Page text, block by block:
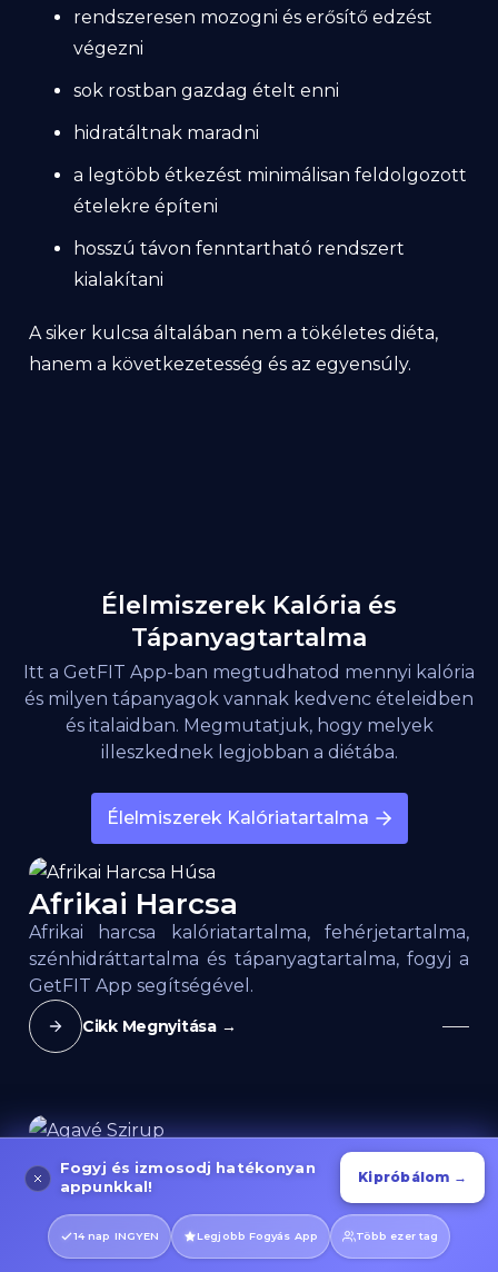
rendszeresen mozogni és erősítő edzést
végezni
sok rostban gazdag ételt enni
hidratáltnak maradni
a legtöbb étkezést minimálisan feldolgozott
ételekre építeni
hosszú távon fenntartható rendszert
kialakítani
A siker kulcsa általában nem a tökéletes diéta,
hanem a következetesség és az egyensúly.
Élelmiszerek Kalória és
Tápanyagtartalma
Itt a GetFIT App-ban megtudhatod mennyi kalória
és milyen tápanyagok vannak kedvenc ételeidben
és italaidban. Megmutatjuk, hogy melyek
illeszkednek legjobban a diétába.
Élelmiszerek Kalóriatartalma
Afrikai Harcsa
Afrikai harcsa kalóriatartalma, fehérjetartalma,
szénhidráttartalma és tápanyagtartalma, fogyj a
GetFIT App segítségével.
Cikk Megnyitása →
Agavé Szirup
Agavé szirup kalóriatartalma, fehérjetartalma,
zsírtartalma, szénhidráttartalma és glikémiás
indexe a GetFIT App-ban.
Fogyj és izmosodj hatékonyan
appunkkal!
Kipróbálom →
14 nap INGYEN Legjobb Fogyás App Több ezer tag